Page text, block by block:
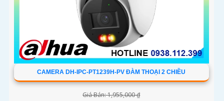
CAMERA DH-IPC-PT1239H-PV ĐÀM THOẠI 2 CHIỀU
Giá Bán: 1,955,000 ₫